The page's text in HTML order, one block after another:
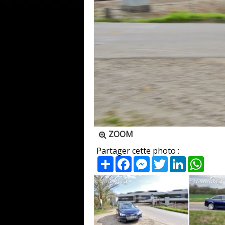
ZOOM
Partager cette photo :
PartagerFacebookMessenger
TwitterLinkedIn